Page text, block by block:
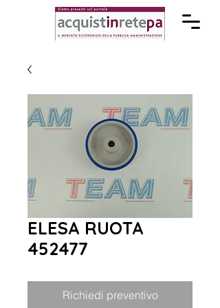
ELESA RUOTA
452477
Richiedi preventivo